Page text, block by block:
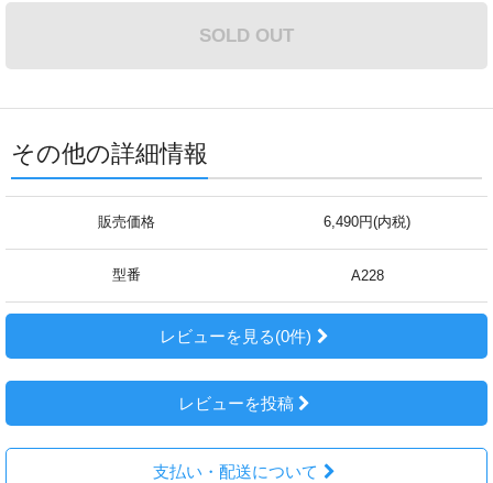
SOLD OUT
その他の詳細情報
販売価格 6,490円(内税)
型番 A228
レビューを見る(0件)
レビューを投稿
支払い・配送について